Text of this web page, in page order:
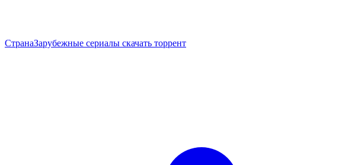
СтранаЗарубежные сериалы скачать торрент